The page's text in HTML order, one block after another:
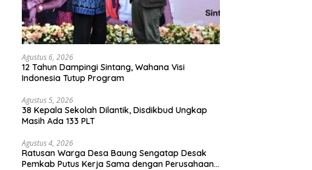
Agustus 6, 2026
12 Tahun Dampingi Sintang, Wahana Visi
Indonesia Tutup Program
Agustus 5, 2026
38 Kepala Sekolah Dilantik, Disdikbud Ungkap
Masih Ada 133 PLT
Agustus 4, 2026
Ratusan Warga Desa Baung Sengatap Desak
Pemkab Putus Kerja Sama dengan Perusahaan